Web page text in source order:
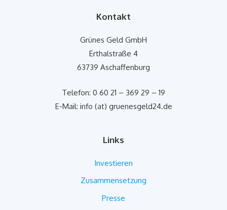
Kontakt
Grünes Geld GmbH
Erthalstraße 4
63739 Aschaffenburg
Telefon: 0 60 21 – 369 29 – 19
E-Mail: info (at) gruenesgeld24.de
Links
Investieren
Zusammensetzung
Presse